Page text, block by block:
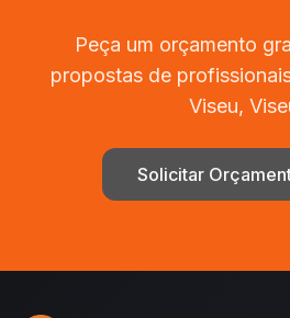
Peça um orçamento
propostas de
Viseu,
Solicitar